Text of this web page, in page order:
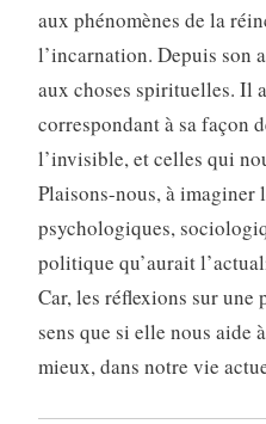
aux phénomènes de la
l’incarnation. Depuis son
aux choses spirituelles. Il
correspondant à sa façon
l’invisible, et celles qui
Plaisons-nous, à imaginer
psychologiques,
politique qu’aurait
Car, les réflexions sur une
sens que si elle nous aide
mieux, dans notre vie